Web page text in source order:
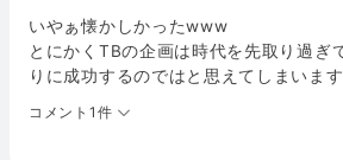
いやぁ懐かしかったwww
とにかくTBの企画は時代を先取り過ぎ
りに成功するのではと思えてしまいま
コメント1件